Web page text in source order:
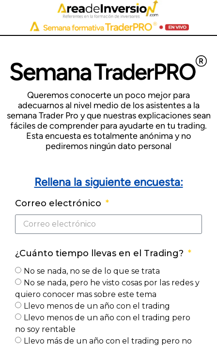
Queremos conocerte un poco mejor para
adecuarnos al nivel medio de los asistentes a la
semana Trader Pro y que nuestras explicaciones sean
fáciles de comprender para ayudarte en tu trading.
Esta encuesta es totalmente anónima y no
pediremos ningún dato personal
Rellena la siguiente encuesta:
Correo electrónico
¿Cuánto tiempo llevas en el Trading?
No se nada, no se de lo que se trata
No se nada, pero he visto cosas por las redes y
quiero conocer mas sobre este tema
Llevo menos de un año con el trading
Llevo menos de un año con el trading pero
no soy rentable
Llevo más de un año con el trading pero no